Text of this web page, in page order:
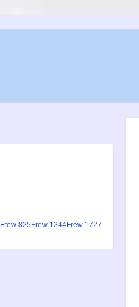
Frew 825Frew 1244Frew 1727